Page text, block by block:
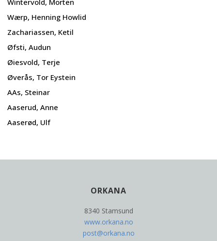
Wærp, Henning Howlid
Zachariassen, Ketil
Øfsti, Audun
Øiesvold, Terje
Øverås, Tor Eystein
AAs, Steinar
Aaserud, Anne
Aaserød, Ulf
ORKANA
8340 Stamsund
www.orkana.no
post@orkana.no